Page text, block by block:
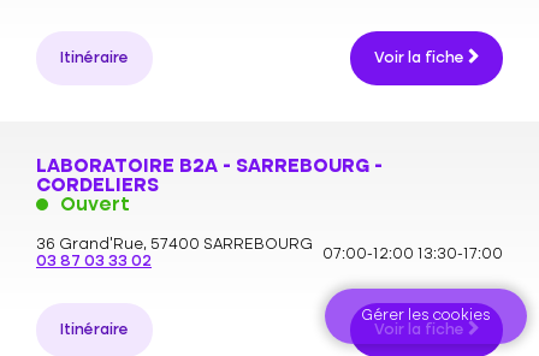
Itinéraire Voir la fiche
LABORATOIRE B2A - SARREBOURG -
CORDELIERS
Ouvert
36 Grand’Rue, 57400 SARREBOURG
03 87 03 33 02
07:00-12:00 13:30-17:00
Itinéraire Voir la fiche
Gérer les cookies